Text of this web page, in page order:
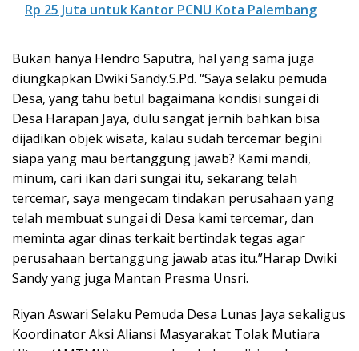
Rp 25 Juta untuk Kantor PCNU Kota Palembang
Bukan hanya Hendro Saputra, hal yang sama juga
diungkapkan Dwiki Sandy.S.Pd. “Saya selaku pemuda
Desa, yang tahu betul bagaimana kondisi sungai di
Desa Harapan Jaya, dulu sangat jernih bahkan bisa
dijadikan objek wisata, kalau sudah tercemar begini
siapa yang mau bertanggung jawab? Kami mandi,
minum, cari ikan dari sungai itu, sekarang telah
tercemar, saya mengecam tindakan perusahaan yang
telah membuat sungai di Desa kami tercemar, dan
meminta agar dinas terkait bertindak tegas agar
perusahaan bertanggung jawab atas itu.”Harap Dwiki
Sandy yang juga Mantan Presma Unsri.
Riyan Aswari Selaku Pemuda Desa Lunas Jaya sekaligus
Koordinator Aksi Aliansi Masyarakat Tolak Mutiara